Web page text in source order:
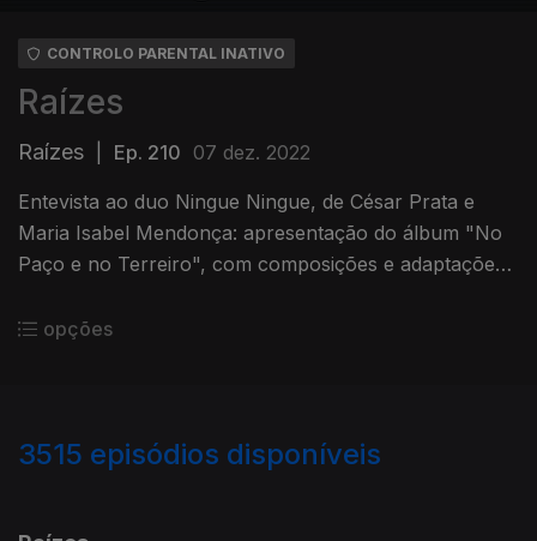
CONTROLO PARENTAL INATIVO
Raízes
Raízes Ep. 210 07 dez. 2022
Entevista ao duo Ningue Ningue, de César Prata e
Maria Isabel Mendonça: apresentação do álbum "No
Paço e no Terreiro", com composições e adaptações
XVIIopções
3515 episódios disponíveis